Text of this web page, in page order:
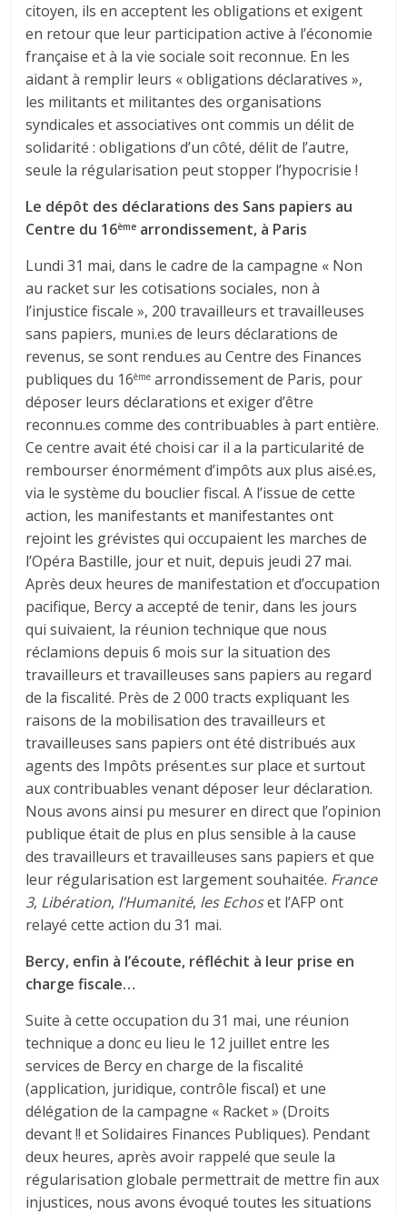
citoyen, ils en acceptent les obligations et exigent
en retour que leur participation active à l’économie
française et à la vie sociale soit reconnue. En les
aidant à remplir leurs « obligations déclaratives »,
les militants et militantes des organisations
syndicales et associatives ont commis un délit de
solidarité : obligations d’un côté, délit de l’autre,
seule la régularisation peut stopper l’hypocrisie !
Le dépôt des déclarations des Sans papiers au
Centre du 16ème arrondissement, à Paris
Lundi 31 mai, dans le cadre de la campagne « Non
au racket sur les cotisations sociales, non à
l’injustice fiscale », 200 travailleurs et travailleuses
sans papiers, muni.es de leurs déclarations de
revenus, se sont rendu.es au Centre des Finances
publiques du 16ème arrondissement de Paris, pour
déposer leurs déclarations et exiger d’être
reconnu.es comme des contribuables à part entière.
Ce centre avait été choisi car il a la particularité de
rembourser énormément d’impôts aux plus aisé.es,
via le système du bouclier fiscal. A l’issue de cette
action, les manifestants et manifestantes ont
rejoint les grévistes qui occupaient les marches de
l’Opéra Bastille, jour et nuit, depuis jeudi 27 mai.
Après deux heures de manifestation et d’occupation
pacifique, Bercy a accepté de tenir, dans les jours
qui suivaient, la réunion technique que nous
réclamions depuis 6 mois sur la situation des
travailleurs et travailleuses sans papiers au regard
de la fiscalité. Près de 2 000 tracts expliquant les
raisons de la mobilisation des travailleurs et
travailleuses sans papiers ont été distribués aux
agents des Impôts présent.es sur place et surtout
aux contribuables venant déposer leur déclaration.
Nous avons ainsi pu mesurer en direct que l’opinion
publique était de plus en plus sensible à la cause
des travailleurs et travailleuses sans papiers et que
leur régularisation est largement souhaitée. France
3, Libération, l’Humanité, les Echoset l’AFP ont
relayé cette action du 31 mai.
Bercy, enfin à l’écoute, réfléchit à leur prise en
charge fiscale…
Suite à cette occupation du 31 mai, une réunion
technique a donc eu lieu le 12 juillet entre les
services de Bercy en charge de la fiscalité
(application, juridique, contrôle fiscal) et une
délégation de la campagne « Racket » (Droits
devant !! et Solidaires Finances Publiques). Pendant
deux heures, après avoir rappelé que seule la
régularisation globale permettrait de mettre fin aux
injustices, nous avons évoqué toutes les situations